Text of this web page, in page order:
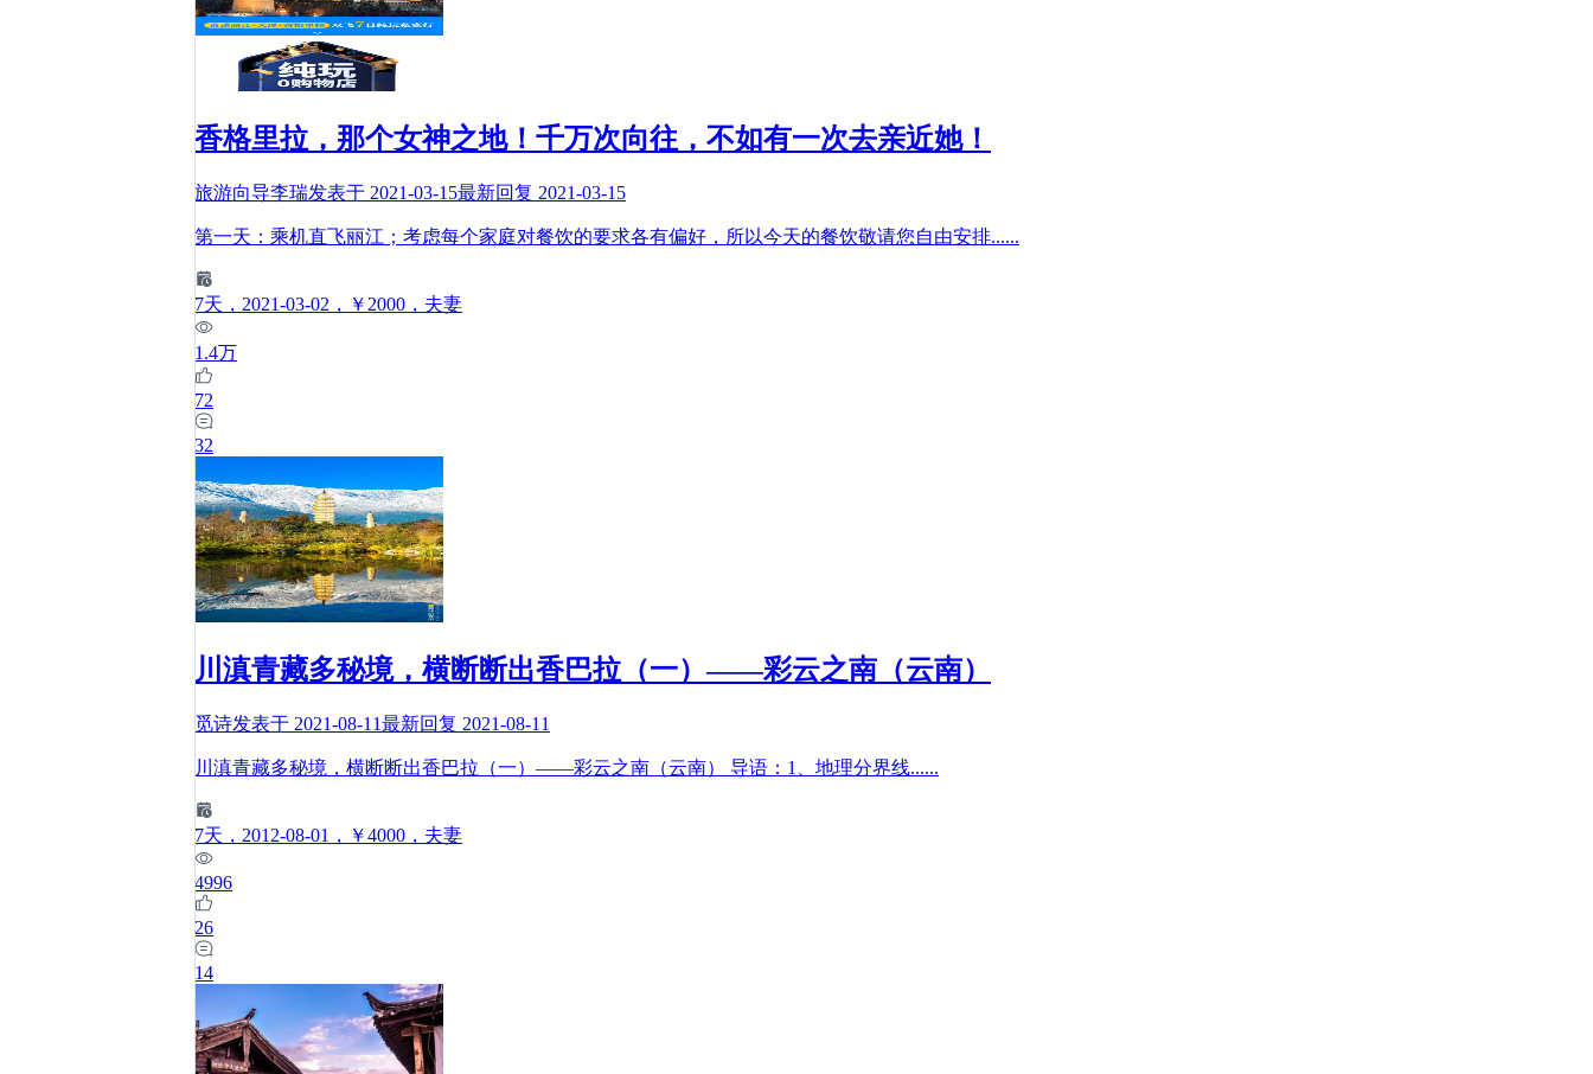
香格里拉，那个女神之地！千万次向往，不如有一次去亲近她！
旅游向导李瑞发表于 2021-03-15最新回复 2021-03-15
第一天：乘机直飞丽江；考虑每个家庭对餐饮的要求各有偏好，所以今天的餐饮敬请您自由安排......
7天 ，2021-03-02 ，￥2000 ，夫妻
1.4万
72
32
川滇青藏多秘境，横断断出香巴拉（一）——彩云之南（云南）
觅诗发表于 2021-08-11最新回复 2021-08-11
川滇青藏多秘境，横断断出香巴拉（一）——彩云之南（云南） 导语：1、地理分界线......
7天 ，2012-08-01 ，￥4000 ，夫妻
4996
26
14